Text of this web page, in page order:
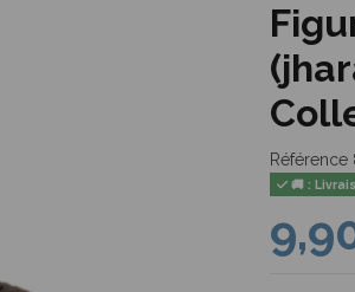
Référence
🚚 :